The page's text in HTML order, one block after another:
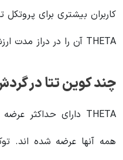
کاربران بیشتری برای
THETA آن را در دراز مدت ارزشمندتر کند.
چند کوین تتا در
همه آنها عرضه شده اند.